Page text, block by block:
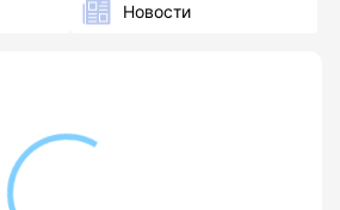
Новости